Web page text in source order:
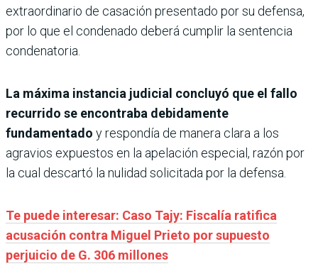
extraordinario de casación presentado por su defensa,
por lo que el condenado deberá cumplir la sentencia
condenatoria.
La máxima instancia judicial concluyó que el fallo
recurrido se encontraba debidamente
fundamentado y respondía de manera clara a los
agravios expuestos en la apelación especial, razón por
la cual descartó la nulidad solicitada por la defensa.
Te puede interesar: Caso Tajy: Fiscalía ratifica
acusación contra Miguel Prieto por supuesto
perjuicio de G. 306 millones